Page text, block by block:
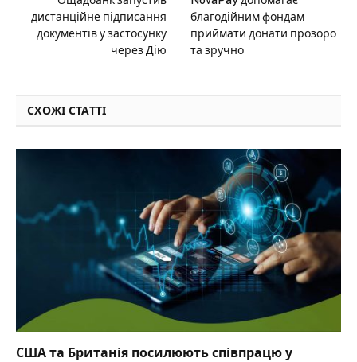
дистанційне підписання
документів у застосунку
через Дію
благодійним фондам
приймати донати прозоро
та зручно
СХОЖІ СТАТТІ
США та Британія посилюють співпрацю у